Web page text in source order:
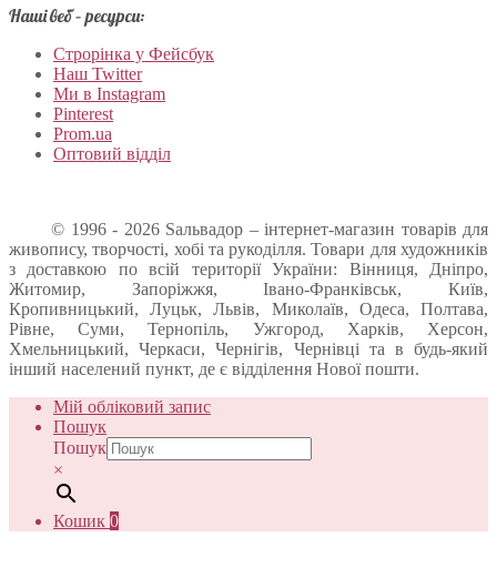
Наші веб – ресурси:
Строрінка у Фейсбук
Наш Twitter
Ми в Instagram
Pinterest
Prom.ua
Оптовий відділ
© 1996 - 2026 Sальвадор – інтернет-магазин товарів для
живопису, творчості, хобі та рукоділля. Товари для художників
з доставкою по всій території України: Вінниця, Дніпро,
Житомир, Запоріжжя, Івано-Франківськ, Київ,
Кропивницький, Луцьк, Львів, Миколаїв, Одеса, Полтава,
Рівне, Суми, Тернопіль, Ужгород, Харків, Херсон,
Хмельницький, Черкаси, Чернігів, Чернівці та в будь-який
інший населений пункт, де є відділення Нової пошти.
Мій обліковий запис
Пошук
Пошук
×
Кошик 0